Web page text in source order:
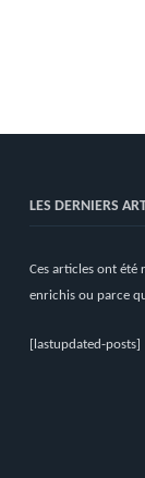
LES DERNIERS
Ces articles ont été
enrichis ou parce
[lastupdated-posts]